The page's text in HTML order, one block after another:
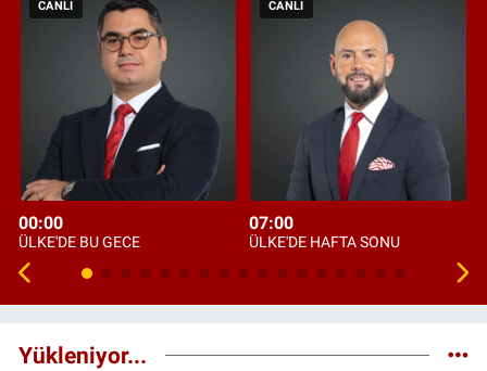
CANLI
00:00
ÜLKE'DE BU GECE
CANLI
07:00
ÜLKE'DE HAFTA SONU
Yükleniyor...